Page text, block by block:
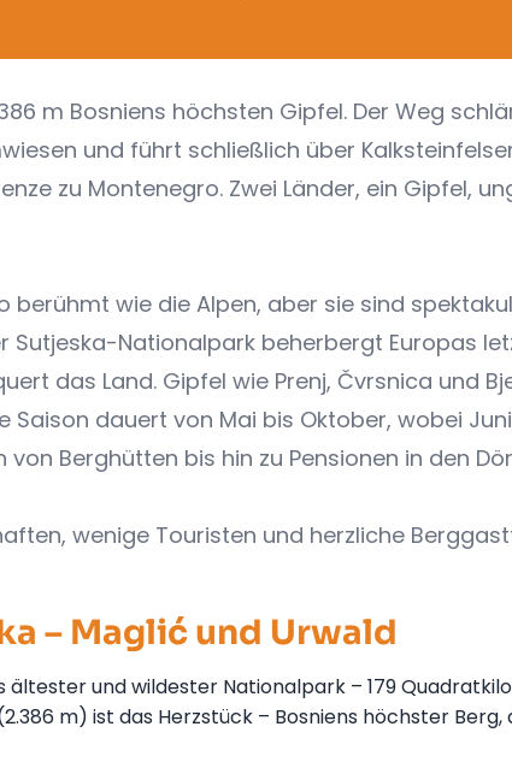
m Bosniens höchsten Gipfel. Der Weg
und führt schließlich über
zu Montenegro. Zwei Länder, ein Gipfel,
berühmt wie die Alpen, aber sie sind
Sutjeska-Nationalpark beherbergt Europas
das Land. Gipfel wie Prenj, Čvrsnica und
Saison dauert von Mai bis Oktober, wobei
Berghütten bis hin zu Pensionen in den
wenige Touristen und herzliche
– Maglić und Urwald
ältester und wildester Nationalpark – 179
m) ist das Herzstück – Bosniens höchster